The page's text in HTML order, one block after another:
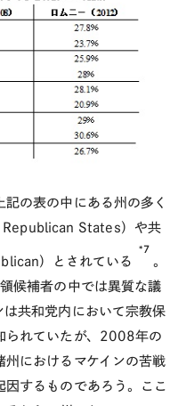
の表の中にある州の多く
Republican States）や共
）とされている
*7
。
候補者の中では異質な議
は共和党内において宗教保
られていたが、2008年の
におけるマケインの苦戦
するものであろう。ここ